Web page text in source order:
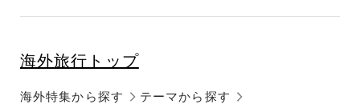
海外旅行トップ
海外特集から探す テーマから探す